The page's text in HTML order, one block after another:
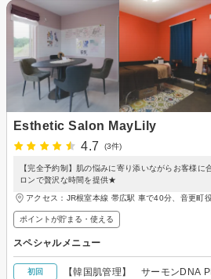
Esthetic Salon MayLily
4.7
(3件)
【完全予約制】肌の悩みに寄り添いながらお客様に
ロンで贅沢な時間を提供★
アクセス：JR根室本線 帯広駅 車で40分、音更町
ポイントが貯まる・使える
スペシャルメニュー
初回 【韓国肌管理】 サーモンDNA